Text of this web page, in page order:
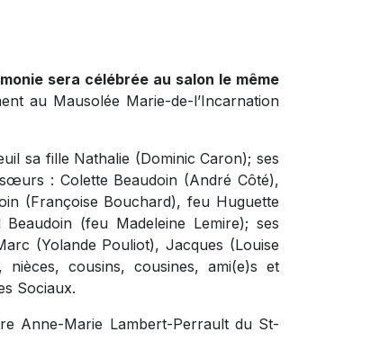
sera célébrée au salon le même
au Mausolée Marie-de-l’Incarnation
sa fille Nathalie (Dominic Caron); ses
: Colette Beaudoin (André Côté),
(Françoise Bouchard), feu Huguette
(feu Madeleine Lemire); ses
(Yolande Pouliot), Jacques (Louise
cousins, cousines, ami(e)s et
Sociaux.
Anne-Marie Lambert-Perrault du St-